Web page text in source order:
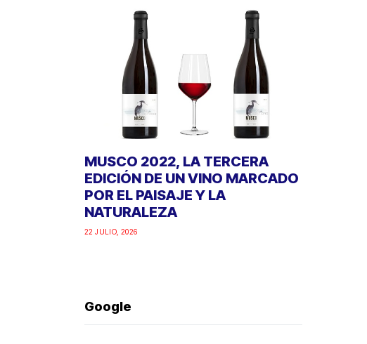
MUSCO 2022, LA TERCERA
EDICIÓN DE UN VINO MARCADO
POR EL PAISAJE Y LA
NATURALEZA
22 JULIO, 2026
Google